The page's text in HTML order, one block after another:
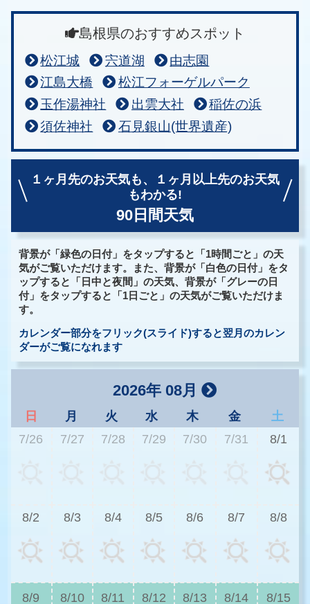
島根県のおすすめスポット
松江城 宍道湖
由志園
江島大橋
松江フォーゲルパーク
玉作湯神社
出雲大社
稲佐の浜
須佐神社
石見銀山(世界遺産)
１ヶ月先のお天気も、
１ヶ月以上先のお天気
もわかる!
90日間天気
背景が「緑色の日付」をタップすると「1時間ごと」の天
気がご覧いただけます。また、背景が「白色の日付」をタ
ップすると「日中と夜間」の天気、背景が「グレーの日
付」をタップすると「1日ごと」の天気がご覧いただけま
す。
カレンダー部分をフリック(スライド)すると翌月のカレン
ダーがご覧になれます
2026年 08月
日 月 火 水 木 金
土
7/26
7/27 7/28 7/29 7/30 7/31 8/1
8/2 8/3 8/4 8/5 8/6 8/7 8/8
8/9 8/10 8/11 8/12 8/13 8/14 8/15